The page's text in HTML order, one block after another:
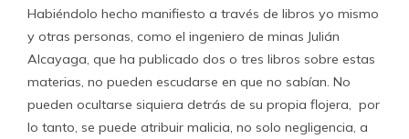
Habiéndolo hecho manifiesto a través de libros yo mismo
y otras personas, como el ingeniero de minas Julián
Alcayaga, que ha publicado dos o tres libros sobre estas
materias, no pueden escudarse en que no sabían. No
pueden ocultarse siquiera detrás de su propia flojera, por
lo tanto, se puede atribuir malicia, no solo negligencia, a